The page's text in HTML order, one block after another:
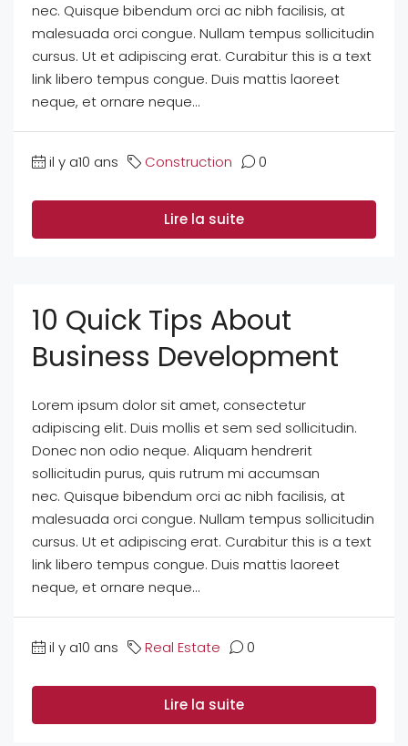
nec. Quisque bibendum orci ac nibh facilisis, at
malesuada orci congue. Nullam tempus sollicitudin
cursus. Ut et adipiscing erat. Curabitur this is a text
link libero tempus congue. Duis mattis laoreet
neque, et ornare neque...
il y a10 ans Construction 0
Lire la suite
10 Quick Tips About
Business Development
Lorem ipsum dolor sit amet, consectetur
adipiscing elit. Duis mollis et sem sed sollicitudin.
Donec non odio neque. Aliquam hendrerit
sollicitudin purus, quis rutrum mi accumsan
nec. Quisque bibendum orci ac nibh facilisis, at
malesuada orci congue. Nullam tempus sollicitudin
cursus. Ut et adipiscing erat. Curabitur this is a text
link libero tempus congue. Duis mattis laoreet
neque, et ornare neque...
il y a10 ans Real Estate 0
Lire la suite